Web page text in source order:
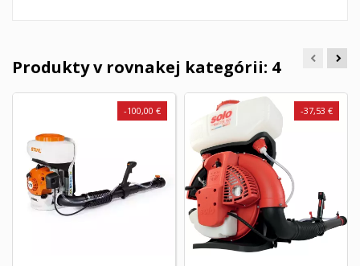
Produkty v rovnakej kategórii: 4
-100,00 € -37,53 €